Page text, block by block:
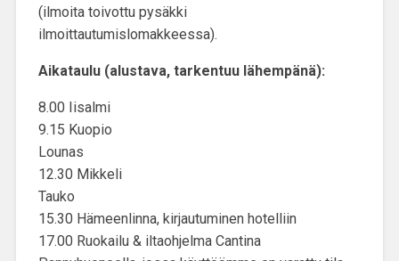
(ilmoita toivottu pysäkki
ilmoittautumislomakkeessa).
Aikataulu (alustava, tarkentuu lähempänä):
8.00 Iisalmi
9.15 Kuopio
Lounas
12.30 Mikkeli
Tauko
15.30 Hämeenlinna, kirjautuminen hotelliin
17.00 Ruokailu & iltaohjelma Cantina